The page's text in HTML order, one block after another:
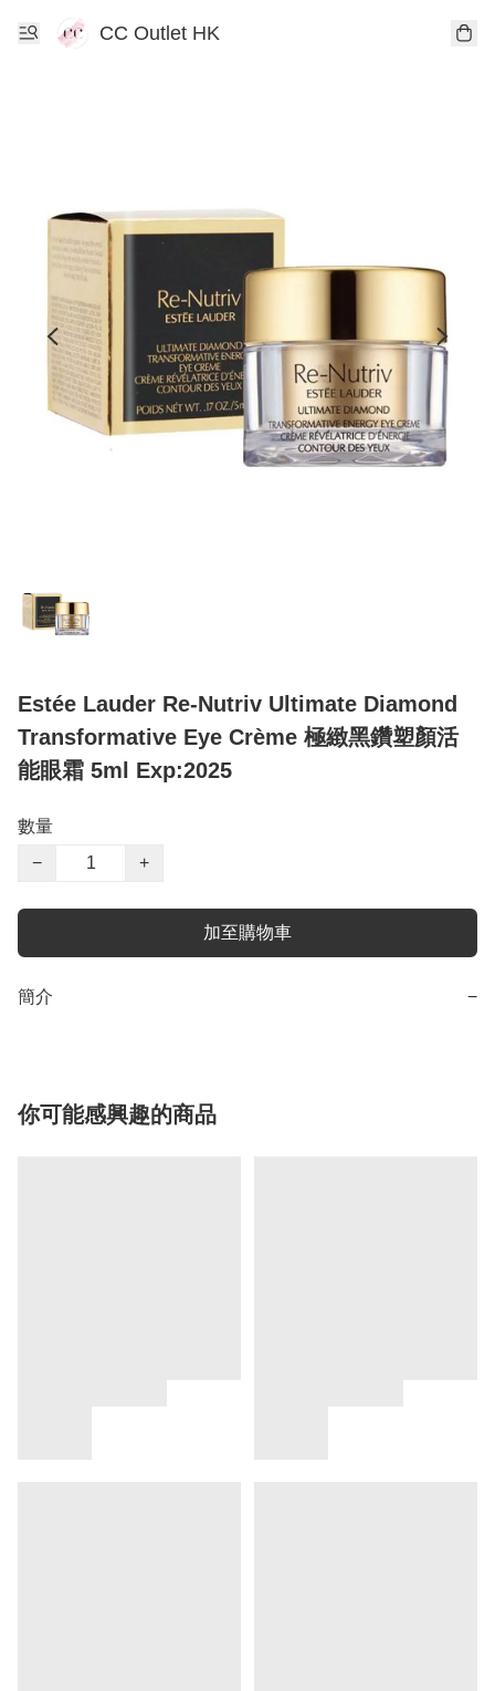
CC Outlet HK
Estée Lauder Re-Nutriv Ultimate Diamond
Transformative Eye Crème 極緻黑鑽塑顏活
能眼霜 5ml Exp:2025
數量
−
+
加至購物車
簡介 −
你可能感興趣的商品